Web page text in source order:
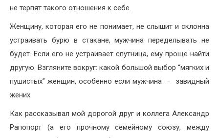
не терпят такого отношения к себе.
Женщину, которая его не понимает, не слышит и склонна
устраивать бурю в стакане, мужчина переделывать не
будет. Если его не устраивает спутница, ему проще найти
другую. Взгляните вокруг: какой большой выбор “мягких и
пушистых” женщин, особенно если мужчина – завидный
жених.
Как рассказывал мой дорогой друг и коллега Александр
Рапопорт (а его прочному семейному союзу, между